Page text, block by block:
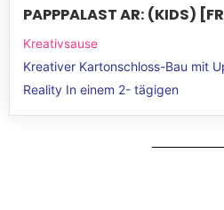
PAPPPALAST AR: (KIDS)
Kreativsause
Kreativer Kartonschloss-Bau mit
Reality In einem 2- tägigen